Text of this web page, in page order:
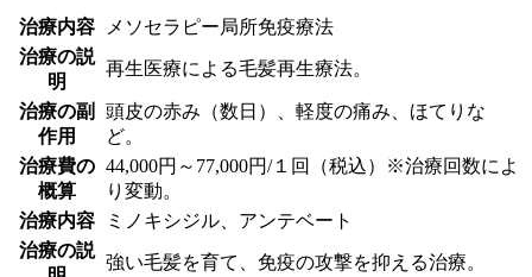
治療内容
メソセラピー局所免疫療法
治療の説
明
再生医療による毛髪再生療法。
治療の副
作用
頭皮の赤み（数日）、軽度の痛み、ほてりな
ど。
治療費の
概算
44,000円～77,000円/１回（税込）※治療回数によ
り変動。
治療内容
ミノキシジル、アンテベート
治療の説
強い毛髪を育て、免疫の攻撃を抑える治療。